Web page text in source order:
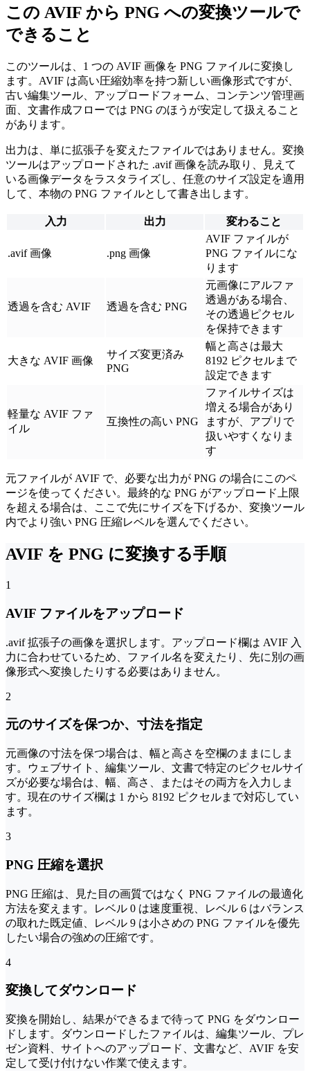
この AVIF から PNG への変換ツールで
できること
このツールは、1 つの AVIF 画像を PNG ファイルに変換し
ます。AVIF は高い圧縮効率を持つ新しい画像形式ですが、
古い編集ツール、アップロードフォーム、コンテンツ管理画
面、文書作成フローでは PNG のほうが安定して扱えること
があります。
出力は、単に拡張子を変えたファイルではありません。変換
ツールはアップロードされた .avif 画像を読み取り、見えて
いる画像データをラスタライズし、任意のサイズ設定を適用
して、本物の PNG ファイルとして書き出します。
入力 出力 変わること
.avif 画像 .png 画像
AVIF ファイルが
PNG ファイルにな
ります
透過を含む AVIF 透過を含む PNG
元画像にアルファ
透過がある場合、
その透過ピクセル
を保持できます
大きな AVIF 画像
サイズ変更済み
PNG
幅と高さは最大
8192 ピクセルまで
設定できます
軽量な AVIF ファ
イル
互換性の高い PNG
ファイルサイズは
増える場合があり
ますが、アプリで
扱いやすくなりま
す
元ファイルが AVIF で、必要な出力が PNG の場合にこのペ
ージを使ってください。最終的な PNG がアップロード上限
を超える場合は、ここで先にサイズを下げるか、変換ツール
内でより強い PNG 圧縮レベルを選んでください。
AVIF を PNG に変換する手順
1
AVIF ファイルをアップロード
.avif 拡張子の画像を選択します。アップロード欄は AVIF 入
力に合わせているため、ファイル名を変えたり、先に別の画
像形式へ変換したりする必要はありません。
2
元のサイズを保つか、寸法を指定
元画像の寸法を保つ場合は、幅と高さを空欄のままにしま
す。ウェブサイト、編集ツール、文書で特定のピクセルサイ
ズが必要な場合は、幅、高さ、またはその両方を入力しま
す。現在のサイズ欄は 1 から 8192 ピクセルまで対応してい
ます。
3
PNG 圧縮を選択
PNG 圧縮は、見た目の画質ではなく PNG ファイルの最適化
方法を変えます。レベル 0 は速度重視、レベル 6 はバランス
の取れた既定値、レベル 9 は小さめの PNG ファイルを優先
したい場合の強めの圧縮です。
4
変換してダウンロード
変換を開始し、結果ができるまで待って PNG をダウンロー
ドします。ダウンロードしたファイルは、編集ツール、プレ
ゼン資料、サイトへのアップロード、文書など、AVIF を安
定して受け付けない作業で使えます。